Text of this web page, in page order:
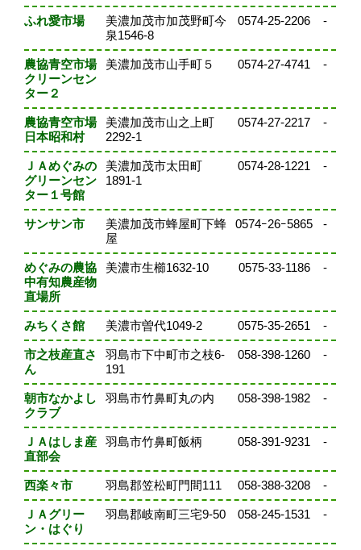
ふれ愛市場
美濃加茂市加茂野町今
泉1546-8
0574-25-2206 -
農協青空市場
クリーンセン
ター２
美濃加茂市山手町５ 0574-27-4741 -
農協青空市場
日本昭和村
美濃加茂市山之上町
2292-1
0574-27-2217 -
ＪＡめぐみの
グリーンセン
ター１号館
美濃加茂市太田町
1891-1
0574-28-1221 -
サンサン市
美濃加茂市蜂屋町下蜂
屋
0574ｰ26ｰ5865 -
めぐみの農協
中有知農産物
直場所
美濃市生櫛1632-10 0575-33-1186 -
みちくさ館 美濃市曽代1049-2 0575-35-2651 -
市之枝産直さ
ん
羽島市下中町市之枝6-
191
058-398-1260 -
朝市なかよし
クラブ
羽島市竹鼻町丸の内 058-398-1982 -
ＪＡはしま産
直部会
羽島市竹鼻町飯柄 058-391-9231 -
西楽々市 羽島郡笠松町門間111 058-388-3208 -
ＪＡグリー
ン・はぐり
羽島郡岐南町三宅9-50 058-245-1531 -